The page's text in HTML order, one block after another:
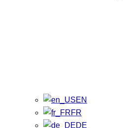
EN
FR
DE